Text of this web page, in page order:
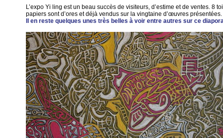
L’expo Yi ling est un beau succès de visiteurs, d’estime et de ventes. 8
papiers sont d’ores et déjà vendus sur la vingtaine d’œuvres présentées.
Il en reste quelques unes très belles à voir entre autres sur ce